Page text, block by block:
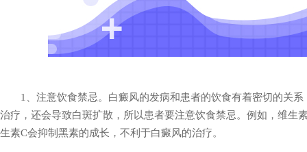
1、注意饮食禁忌。白癜风的发病和患者的饮食有着密切的关系
治疗，还会导致白斑扩散，所以患者要注意饮食禁忌。例如，维生
生素C会抑制黑素的成长，不利于白癜风的治疗。